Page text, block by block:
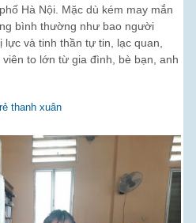
Hà Nội. Mặc dù kém may mắn
bình thường như bao người
và tinh thần tự tin, lạc quan,
to lớn từ gia đình, bè bạn, anh
thanh xuân